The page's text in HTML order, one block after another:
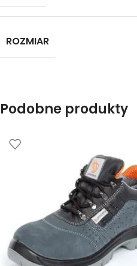
ROZMIAR
Podobne produkty